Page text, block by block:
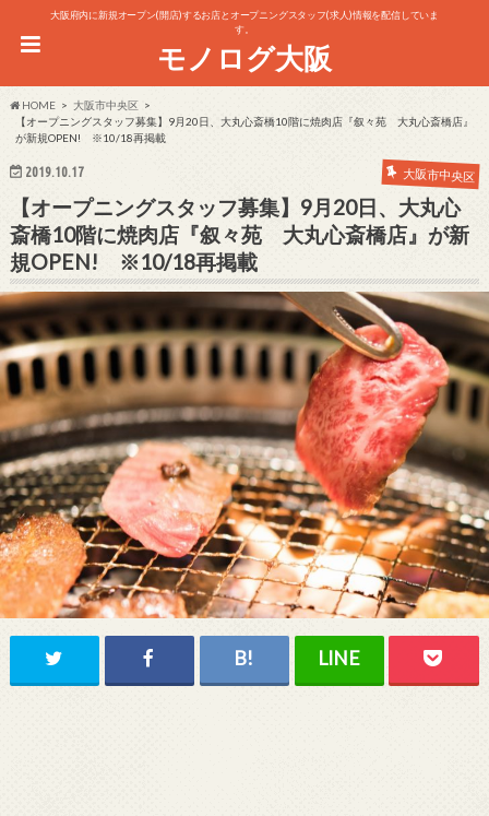
大阪府内に新規オープン(開店)するお店とオープニングスタッフ(求人)情報を配信していま
す。
モノログ大阪
HOME
大阪市中央区
【オープニングスタッフ募集】9月20日、大丸心斎橋10階に焼肉店『叙々苑 大丸心斎橋店』
が新規OPEN! ※10/18再掲載
2019.10.17 大阪市中央区
【オープニングスタッフ募集】9月20日、大丸心
斎橋10階に焼肉店『叙々苑 大丸心斎橋店』が新
規OPEN! ※10/18再掲載